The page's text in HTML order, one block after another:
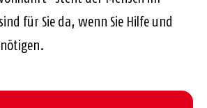
für Sie da, wenn Sie Hilfe und